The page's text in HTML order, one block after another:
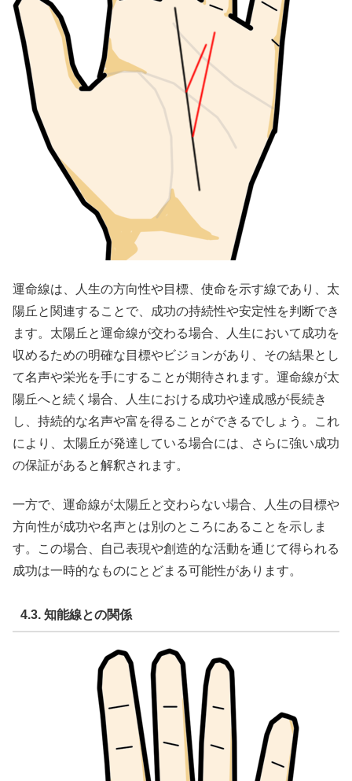
運命線は、人生の方向性や目標、使命を示す線であり、太
陽丘と関連することで、成功の持続性や安定性を判断でき
ます。太陽丘と運命線が交わる場合、人生において成功を
収めるための明確な目標やビジョンがあり、その結果とし
て名声や栄光を手にすることが期待されます。運命線が太
陽丘へと続く場合、人生における成功や達成感が長続き
し、持続的な名声や富を得ることができるでしょう。これ
により、太陽丘が発達している場合には、さらに強い成功
の保証があると解釈されます。
一方で、運命線が太陽丘と交わらない場合、人生の目標や
方向性が成功や名声とは別のところにあることを示しま
す。この場合、自己表現や創造的な活動を通じて得られる
成功は一時的なものにとどまる可能性があります。
4.3. 知能線との関係